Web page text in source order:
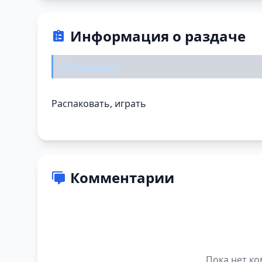
Информация о раздаче
Установка:
Распаковать, играть
Комментарии